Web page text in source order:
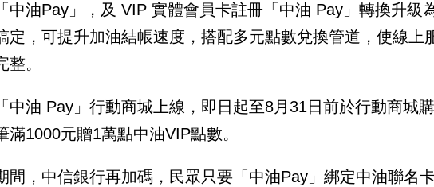
中油Pay」，及 VIP 實體會員卡註冊「中油 Pay」轉換升級
定，可提升加油結帳速度，搭配多元點數兌換管道，使線上
整。
中油 Pay」行動商城上線，即日起至8月31日前於行動商城
滿1000元贈1萬點中油VIP點數。
間，中信銀行再加碼，民眾只要「中油Pay」綁定中油聯名